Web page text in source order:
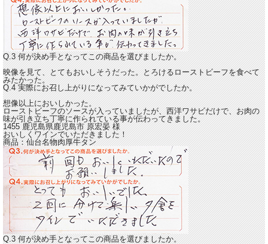
Q.3 何が決め手となってこの商品を選びましたか。
映像を見て、とてもおいしそうだった。とろけるローストビーフを食べて
みたかった。
Q.4 実際にお召し上がりになってみていかがでしたか。
想像以上においしかった。
ローストビーフのソースが入っていましたが、西洋ワサビだけで、お肉の
味が引き立ち丁寧に作られている事が伝わってきました。
1455 鹿児島県鹿児島市原宏晏様
おいしくワインでいただきました！
商品：仙台名物肉厚牛タン
Q.3 何が決め手となってこの商品を選びましたか。